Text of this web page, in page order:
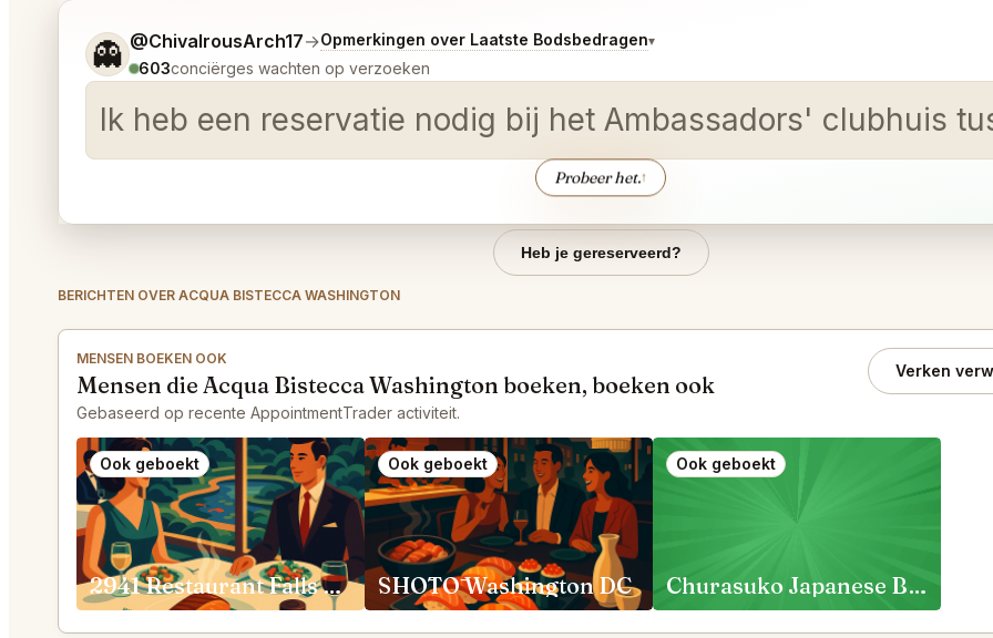
👻 @ChivalrousArch17→Opmerkingen over Laatste Bodsbedragen▾
603conciërges wachten op verzoeken
Ik heb een reservatie nodig bij het Ambassadors' clubhuis
Probeer het.↑
Vertel me wat je wilt.
Heb je gereserveerd?
BERICHTEN OVER ACQUA BISTECCA WASHINGTON
MENSEN BOEKEN OOK
Mensen die Acqua Bistecca Washington boeken, boeken ook
Gebaseerd op recente AppointmentTrader activiteit.
Verken
Ook geboekt
2941 Restaurant Falls Church
Ook geboekt
SHŌTŌ Washington DC
Ook geboekt
Churasuko Japanese Brazilian Steakhouse Vienna